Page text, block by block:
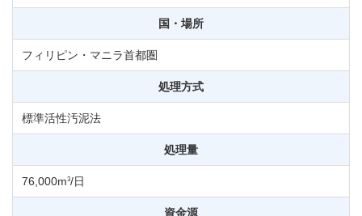
国・場所
フィリピン・マニラ首都圏
処理方式
標準活性汚泥法
処理量
76,000m3/日
資金源